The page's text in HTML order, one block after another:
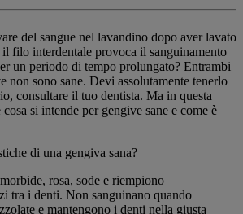
del sangue nel lavandino dopo aver lavato
filo interdentale provoca il sanguinamento
un periodo di tempo prolungato? Entrambi
non sono sane. Devi assolutamente tenerlo
consultare il tuo dentista. Ma in questa
si intende per gengive sane e come è
di una gengiva sana?
rosa, sode e riempiono
tra i denti. Non sanguinano quando
e mantengono i denti nella giusta